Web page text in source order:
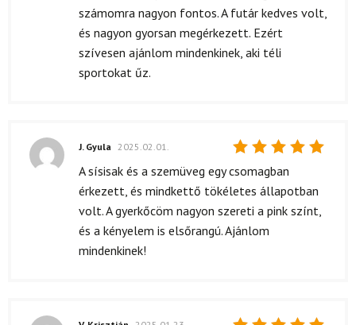
számomra nagyon fontos. A futár kedves volt,
és nagyon gyorsan megérkezett. Ezért
szívesen ajánlom mindenkinek, aki téli
sportokat űz.
Értékelés:
/ 5
J. Gyula 2025.02.01.
A sísisak és a szemüveg egy csomagban
érkezett, és mindkettő tökéletes állapotban
volt. A gyerkőcöm nagyon szereti a pink színt,
és a kényelem is elsőrangú. Ajánlom
mindenkinek!